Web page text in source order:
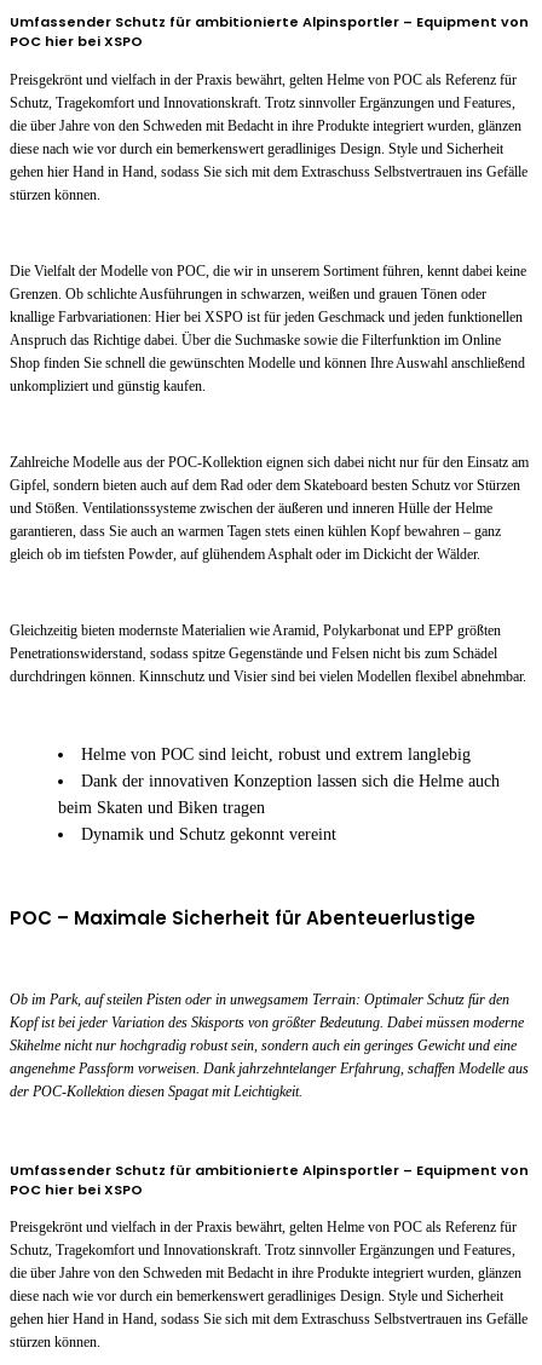
Umfassender Schutz für ambitionierte Alpinsportler – Equipment von
POC hier bei XSPO
Preisgekrönt und vielfach in der Praxis bewährt, gelten Helme von POC als Referenz für
Schutz, Tragekomfort und Innovationskraft. Trotz sinnvoller Ergänzungen und Features,
die über Jahre von den Schweden mit Bedacht in ihre Produkte integriert wurden, glänzen
diese nach wie vor durch ein bemerkenswert geradliniges Design. Style und Sicherheit
gehen hier Hand in Hand, sodass Sie sich mit dem Extraschuss Selbstvertrauen ins Gefälle
stürzen können.
Die Vielfalt der Modelle von POC, die wir in unserem Sortiment führen, kennt dabei keine
Grenzen. Ob schlichte Ausführungen in schwarzen, weißen und grauen Tönen oder
knallige Farbvariationen: Hier bei XSPO ist für jeden Geschmack und jeden funktionellen
Anspruch das Richtige dabei. Über die Suchmaske sowie die Filterfunktion im Online
Shop finden Sie schnell die gewünschten Modelle und können Ihre Auswahl anschließend
unkompliziert und günstig kaufen.
Zahlreiche Modelle aus der POC-Kollektion eignen sich dabei nicht nur für den Einsatz am
Gipfel, sondern bieten auch auf dem Rad oder dem Skateboard besten Schutz vor Stürzen
und Stößen. Ventilationssysteme zwischen der äußeren und inneren Hülle der Helme
garantieren, dass Sie auch an warmen Tagen stets einen kühlen Kopf bewahren – ganz
gleich ob im tiefsten Powder, auf glühendem Asphalt oder im Dickicht der Wälder.
Gleichzeitig bieten modernste Materialien wie Aramid, Polykarbonat und EPP größten
Penetrationswiderstand, sodass spitze Gegenstände und Felsen nicht bis zum Schädel
durchdringen können. Kinnschutz und Visier sind bei vielen Modellen flexibel abnehmbar.
Helme von POC sind leicht, robust und extrem langlebig
Dank der innovativen Konzeption lassen sich die Helme auch
beim Skaten und Biken tragen
Dynamik und Schutz gekonnt vereint
POC – Maximale Sicherheit für Abenteuerlustige
Ob im Park, auf steilen Pisten oder in unwegsamem Terrain: Optimaler Schutz für den
Kopf ist bei jeder Variation des Skisports von größter Bedeutung. Dabei müssen moderne
Skihelme nicht nur hochgradig robust sein, sondern auch ein geringes Gewicht und eine
angenehme Passform vorweisen. Dank jahrzehntelanger Erfahrung, schaffen Modelle aus
der POC-Kollektion diesen Spagat mit Leichtigkeit.
Umfassender Schutz für ambitionierte Alpinsportler – Equipment von
POC hier bei XSPO
Preisgekrönt und vielfach in der Praxis bewährt, gelten Helme von POC als Referenz für
Schutz, Tragekomfort und Innovationskraft. Trotz sinnvoller Ergänzungen und Features,
die über Jahre von den Schweden mit Bedacht in ihre Produkte integriert wurden, glänzen
diese nach wie vor durch ein bemerkenswert geradliniges Design. Style und Sicherheit
gehen hier Hand in Hand, sodass Sie sich mit dem Extraschuss Selbstvertrauen ins Gefälle
stürzen können.